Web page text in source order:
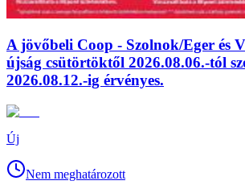
A jövőbeli Coop - Szolnok/Eger és
újság csütörtöktől 2026.08.06.-tól
2026.08.12.-ig érvényes.
Új
Nem meghatározott